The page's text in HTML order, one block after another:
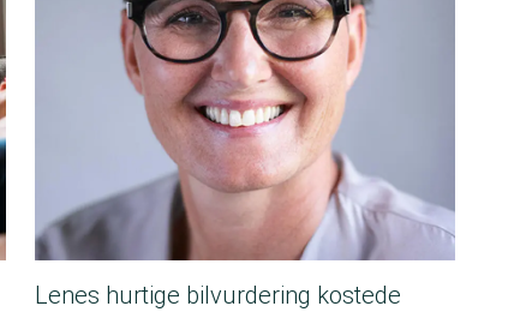
Lenes hurtige bilvurdering kostede